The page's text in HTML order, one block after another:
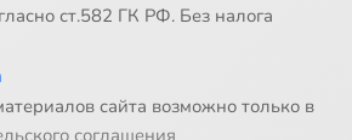
ст.582 ГК РФ. Без налога
сайта возможно только в